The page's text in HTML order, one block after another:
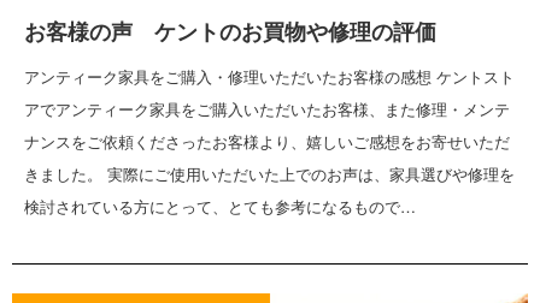
お客様の声 ケントのお買物や修理の評価
アンティーク家具をご購入・修理いただいたお客様の感想 ケントスト
アでアンティーク家具をご購入いただいたお客様、また修理・メンテ
ナンスをご依頼くださったお客様より、嬉しいご感想をお寄せいただ
きました。 実際にご使用いただいた上でのお声は、家具選びや修理を
検討されている方にとって、とても参考になるもので…